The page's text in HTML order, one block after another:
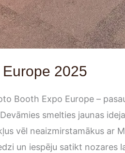
2025
Booth Expo Europe –
smelties jaunas
vēl neaizmirstamākus ar
un iespēju satikt nozares